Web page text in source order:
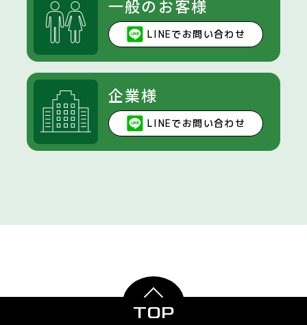
一般のお客様
LINEでお問い合わせ
企業様
LINEでお問い合わせ
TOP